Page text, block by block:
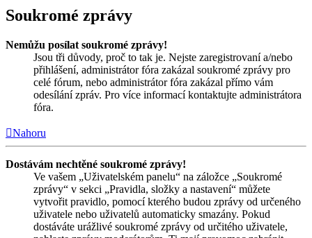
Soukromé zprávy
Nemůžu posílat soukromé zprávy!
Jsou tři důvody, proč to tak je. Nejste zaregistrovaní a/nebo
přihlášení, administrátor fóra zakázal soukromé zprávy pro
celé fórum, nebo administrátor fóra zakázal přímo vám
odesílání zpráv. Pro více informací kontaktujte administrátora
fóra.
Nahoru
Dostávám nechtěné soukromé zprávy!
Ve vašem „Uživatelském panelu“ na záložce „Soukromé
zprávy“ v sekci „Pravidla, složky a nastavení“ můžete
vytvořit pravidlo, pomocí kterého budou zprávy od určeného
uživatele nebo uživatelů automaticky smazány. Pokud
dostáváte urážlivé soukromé zprávy od určitého uživatele,